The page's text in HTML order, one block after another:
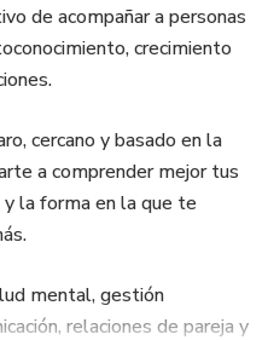
de acompañar a personas
crecimiento
cercano y basado en la
a comprender mejor tus
la forma en la que te
mental, gestión
relaciones de pareja y